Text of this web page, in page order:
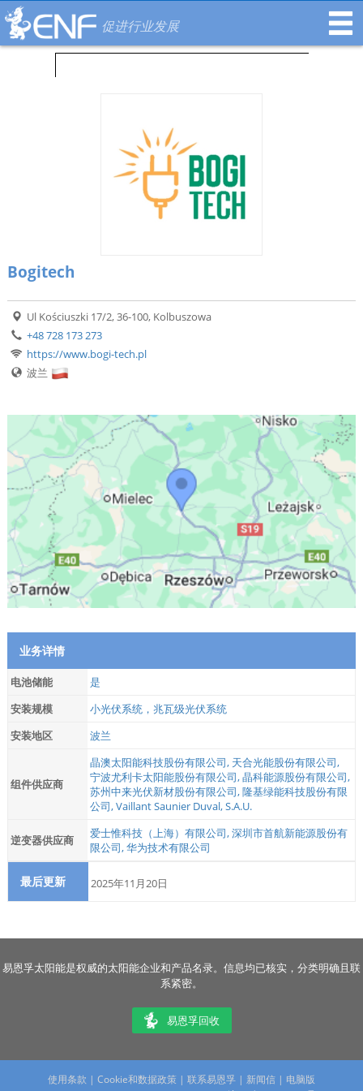
促进行业发展
Bogitech
Ul Kościuszki 17/2, 36-100, Kolbuszowa
+48 728 173 273
https://www.bogi-tech.pl
波兰
业务详情
电池储能
是
安装规模
小光伏系统，兆瓦级光伏系统
安装地区
波兰
组件供应商
晶澳太阳能科技股份有限公司, 天合光能股份有限公司,
宁波尤利卡太阳能股份有限公司,晶科能源股份有限公司,
苏州中来光伏新材股份有限公司,隆基绿能科技股份有限
公司,Vaillant Saunier Duval, S.A.U.
逆变器供应商 爱士惟科技（上海）有限公司,深圳市首航新能源股份有
限公司,华为技术有限公司
最后更新 2025年11月20日
易恩孚太阳能是权威的太阳能企业和产品名录。信息均已核实，分类明确且联
系紧密。
易恩孚回收
使用条款 | Cookie和数据政策 | 联系易恩孚 | 新闻信 | 电脑版